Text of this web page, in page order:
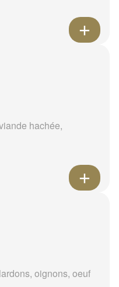
hachée,
oignons, oeuf